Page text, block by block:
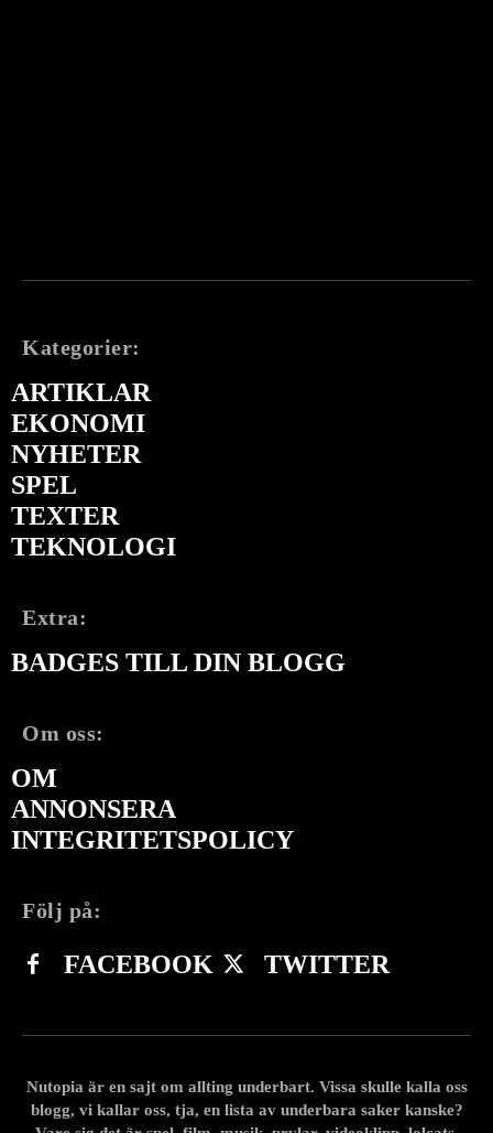
Kategorier:
ARTIKLAR
EKONOMI
NYHETER
SPEL
TEXTER
TEKNOLOGI
Extra:
BADGES TILL DIN BLOGG
Om oss:
OM
ANNONSERA
INTEGRITETSPOLICY
Följ på:
FACEBOOK TWITTER
Nutopia är en sajt om allting underbart. Vissa skulle kalla oss
blogg, vi kallar oss, tja, en lista av underbara saker kanske?